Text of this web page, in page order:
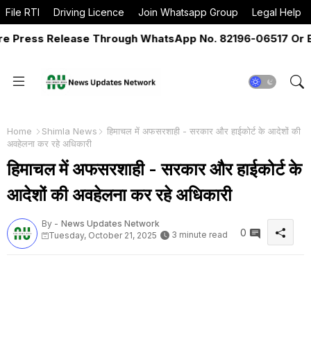
File RTI Driving Licence Join Whatsapp Group Legal Help
Through WhatsApp No. 82196-06517 Or Email -
Home Shimla News
हिमाचल में अफसरशाही - सरकार और हाईकोर्ट के आदेशों की
अवहेलना कर रहे अधिकारी
हिमाचल में अफसरशाही - सरकार और हाईकोर्ट के
आदेशों की अवहेलना कर रहे अधिकारी
By - News Updates Network
Tuesday, October 21, 2025
3 minute read 0